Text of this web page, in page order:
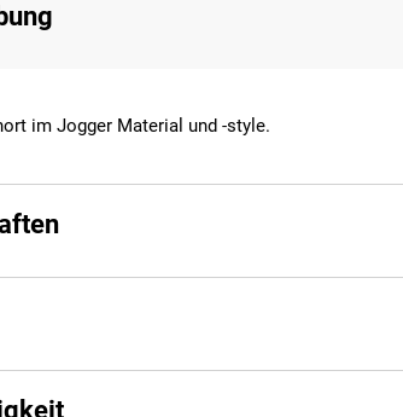
im Jogger Material und -style.